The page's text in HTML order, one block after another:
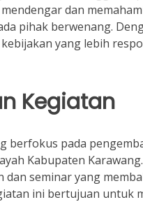
dan
pihak berwenang.
yang lebih
Kegiatan
berfokus pada
Kabupaten
dan seminar yang
ini bertujuan untuk